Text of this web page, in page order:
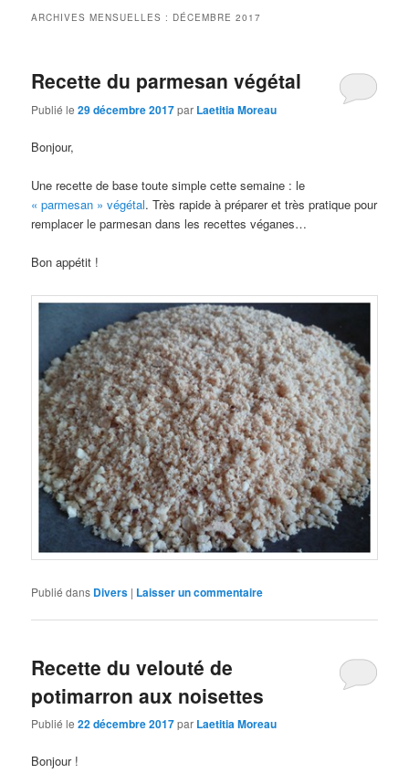
ARCHIVES MENSUELLES : DÉCEMBRE 2017
Recette du parmesan végétal
Publié le29 décembre 2017par Laetitia Moreau
Bonjour,
Une recette de base toute simple cette semaine : le
« parmesan » végétal. Très rapide à préparer et très pratique pour
remplacer le parmesan dans les recettes véganes…
Bon appétit !
Publié dans Divers | Laisser un commentaire
Recette du velouté de
potimarron aux noisettes
Publié le22 décembre 2017par Laetitia Moreau
Bonjour !